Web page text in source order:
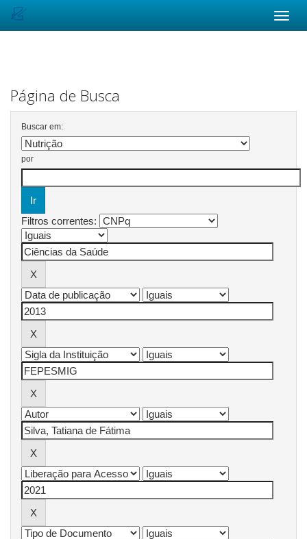
Página de Busca
Buscar em:
por
Filtros correntes: